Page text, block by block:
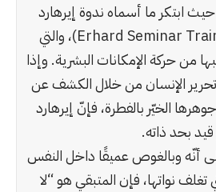
حيث ابتكر ما أسماه ندوة إيرهارد
للتدريب (Erhard Seminar Training – EST)، والتي
من حركة الإمكانات البشرية. وإذا
الإنسان من خلال الكشف عن
الخيّر بالفطرة، فإنّ إيرهارد
بحد ذاته.
أنّه وبالغوص عميقًا داخل النفس
تغلف نواتها، فإن المتبقي هو “لا